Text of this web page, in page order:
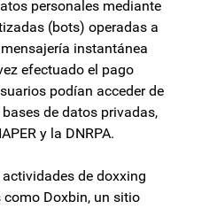
personales mediante
(bots) operadas a
instantánea
efectuado el pago
podían acceder de
de datos privadas,
y la DNRPA.
de doxxing
Doxbin, un sitio